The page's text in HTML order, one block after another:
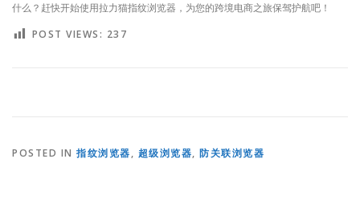
什么？赶快开始使用拉力猫指纹浏览器，为您的跨境电商之旅保驾护航吧！
POST VIEWS: 237
POSTED IN 指纹浏览器, 超级浏览器, 防关联浏览器